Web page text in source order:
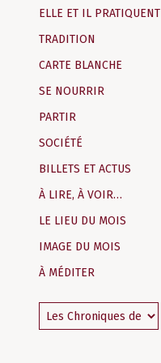
ELLE ET IL PRATIQUENT
TRADITION
CARTE BLANCHE
SE NOURRIR
PARTIR
SOCIÉTÉ
BILLETS ET ACTUS
À LIRE, À VOIR…
LE LIEU DU MOIS
IMAGE DU MOIS
À MÉDITER